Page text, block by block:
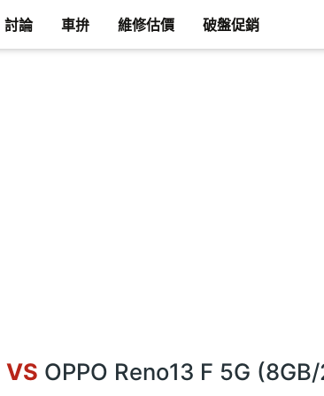
討論 車拚 維修估價 破盤促銷
VS OPPO Reno13 F 5G